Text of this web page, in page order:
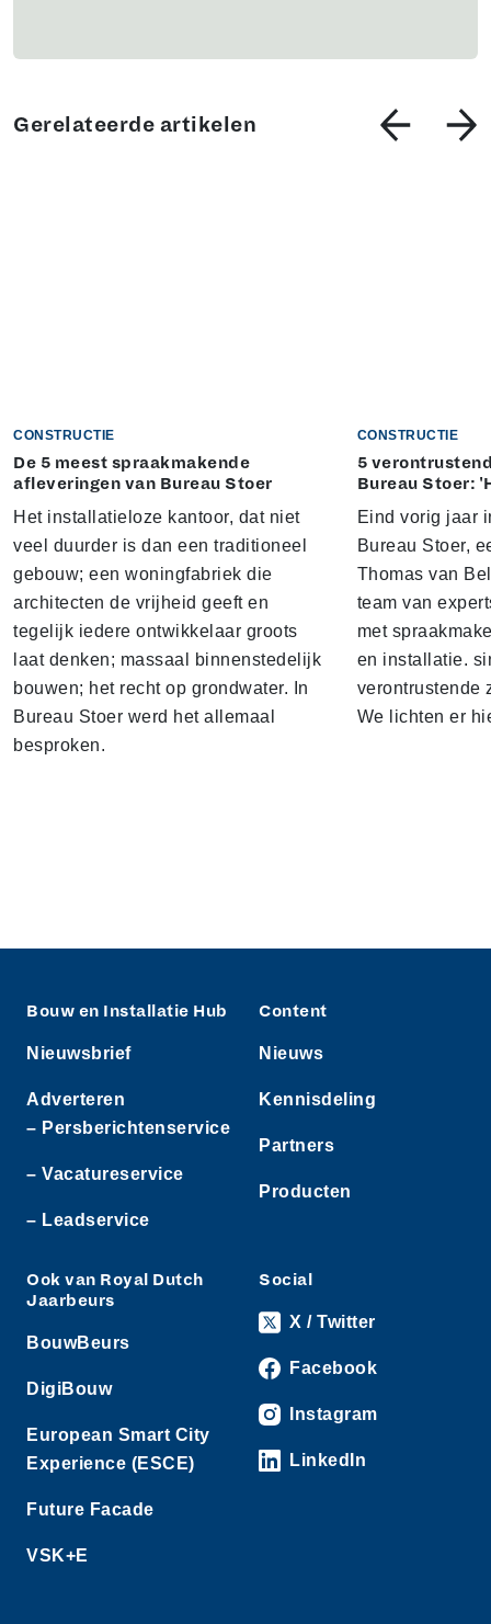
Gerelateerde artikelen
CONSTRUCTIE
De 5 meest spraakmakende
afleveringen van Bureau Stoer
Het installatieloze kantoor, dat niet
veel duurder is dan een traditioneel
gebouw; een woningfabriek die
architecten de vrijheid geeft en
tegelijk iedere ontwikkelaar groots
laat denken; massaal binnenstedelijk
bouwen; het recht op grondwater. In
Bureau Stoer werd het allemaal
besproken.
CONSTRUCTIE
5
Bureau Stoer:
Eind vorig jaar
Bureau Stoer,
Thomas van
team van
met
en installatie.
verontrustende
We lichten er
Bouw en Installatie Hub
Nieuwsbrief
Adverteren
– Persberichtenservice
– Vacatureservice
– Leadservice
Content
Nieuws
Kennisdeling
Partners
Producten
Ook van Royal Dutch
Jaarbeurs
BouwBeurs
DigiBouw
European Smart City
Experience (ESCE)
Future Facade
VSK+E
Social
X / Twitter
Facebook
Instagram
LinkedIn